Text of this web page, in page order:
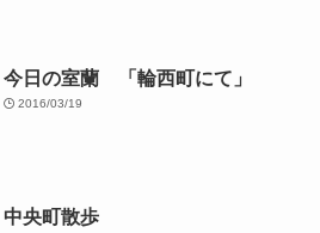
今日の室蘭 「輪西町にて」
2016/03/19
中央町散歩